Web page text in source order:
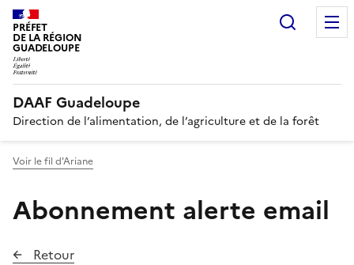
PRÉFET
DE LA RÉGION
GUADELOUPE
DAAF Guadeloupe
Direction de l’alimentation, de l’agriculture et de la forêt
Voir le fil d'Ariane
Abonnement alerte email
Retour